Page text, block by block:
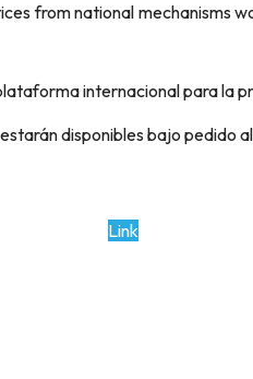
from national mechanisms
internacional para la
disponibles bajo pedido
Link